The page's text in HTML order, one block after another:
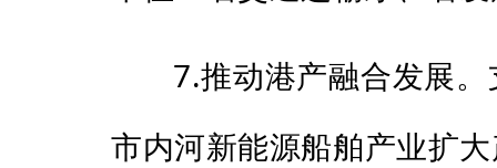
7.推动港产融合发展
市内河新能源船舶产业扩